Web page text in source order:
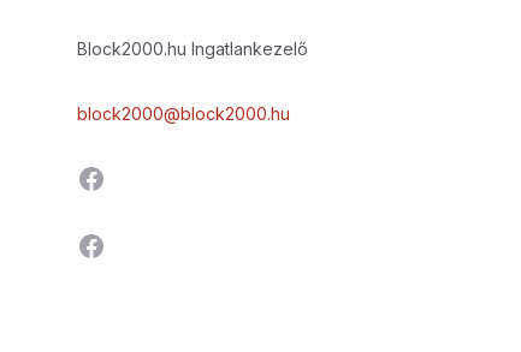
Block2000.hu Ingatlankezelő
block2000@block2000.hu
Facebook
Facebook